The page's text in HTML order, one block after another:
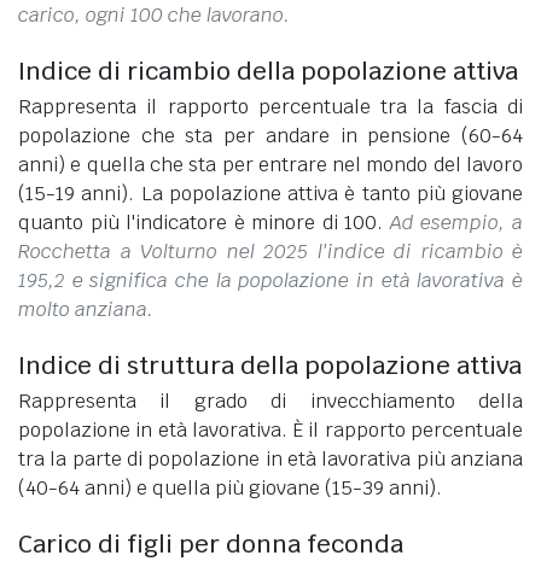
carico, ogni 100 che lavorano.
Indice di ricambio della popolazione attiva
Rappresenta il rapporto percentuale tra la fascia di
popolazione che sta per andare in pensione (60-64
anni) e quella che sta per entrare nel mondo del lavoro
(15-19 anni). La popolazione attiva è tanto più giovane
quanto più l'indicatore è minore di 100.Ad esempio, a
Rocchetta a Volturno nel 2025 l'indice di ricambio è
195,2 e significa che la popolazione in età lavorativa è
molto anziana.
Indice di struttura della popolazione attiva
Rappresenta il grado di invecchiamento della
popolazione in età lavorativa. È il rapporto percentuale
tra la parte di popolazione in età lavorativa più anziana
(40-64 anni) e quella più giovane (15-39 anni).
Carico di figli per donna feconda